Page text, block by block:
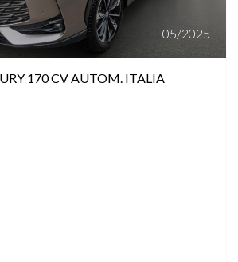
05/2025
170 CV AUTOM. ITALIA